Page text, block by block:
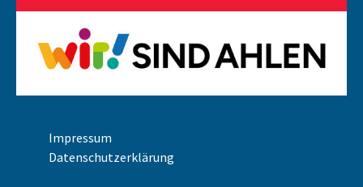
Impressum
Datenschutzerklärung